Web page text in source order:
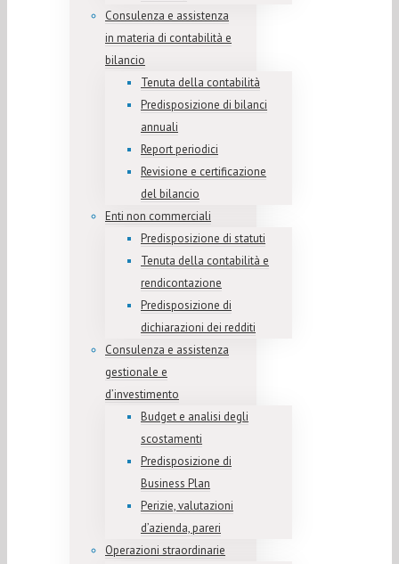
Consulenza e assistenza
in materia di contabilità e
bilancio
Tenuta della contabilità
Predisposizione di bilanci
annuali
Report periodici
Revisione e certificazione
del bilancio
Enti non commerciali
Predisposizione di statuti
Tenuta della contabilità e
rendicontazione
Predisposizione di
dichiarazioni dei redditi
Consulenza e assistenza
gestionale e
d’investimento
Budget e analisi degli
scostamenti
Predisposizione di
Business Plan
Perizie, valutazioni
d’azienda, pareri
Operazioni straordinarie